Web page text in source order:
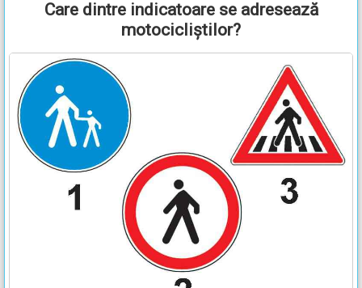
Care dintre indicatoare se adresează
motocicliştilor?